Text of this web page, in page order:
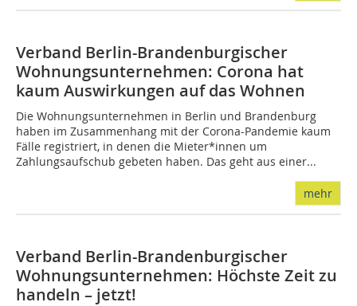
Verband Berlin-Brandenburgischer
Wohnungsunternehmen: Corona hat
kaum Auswirkungen auf das Wohnen
Die Wohnungsunternehmen in Berlin und Brandenburg
haben im Zusammenhang mit der Corona-Pandemie kaum
Fälle registriert, in denen die Mieter*innen um
Zahlungsaufschub gebeten haben. Das geht aus einer...
mehr
Verband Berlin-Brandenburgischer
Wohnungsunternehmen: Höchste Zeit zu
handeln – jetzt!